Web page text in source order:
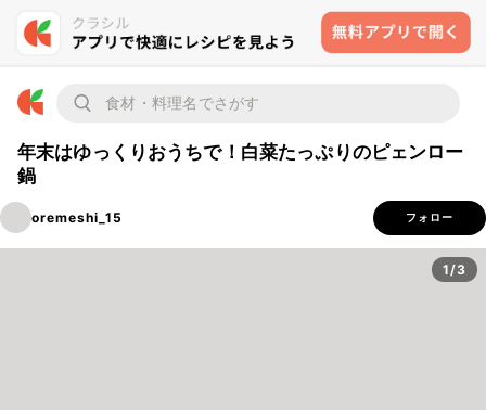
年末はゆっくりおうちで！白菜たっぷりのピェンロー
鍋
oremeshi_15 フォロー
1/3